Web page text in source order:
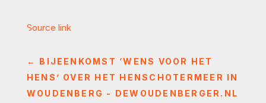
Source link
← BIJEENKOMST ‘WENS VOOR HET
HENS’ OVER HET HENSCHOTERMEER IN
WOUDENBERG - DEWOUDENBERGER.NL